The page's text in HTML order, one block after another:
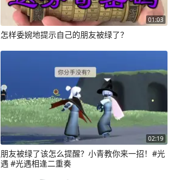
01:03
怎样委婉地提示自己的朋友被绿了？
02:19
朋友被绿了该怎么提醒？小青教你来一招！#光
遇 #光遇相逢二重奏